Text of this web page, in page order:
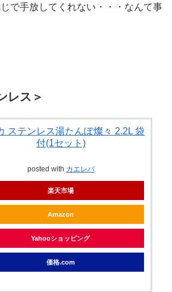
で手放してくれない・・・なんて事
レス＞
ステンレス湯たんぽ燦々 2.2L 袋
付(1セット)
posted with カエレバ
楽天市場
Amazon
Yahooショッピング
価格.com